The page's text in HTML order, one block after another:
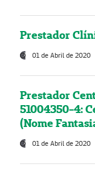
Prestador
01 de Abril de 2020
Prestador
51004350-4:
(Nome
01 de Abril de 2020